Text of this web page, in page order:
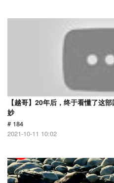
【越哥】20年后，终于看懂了这
妙
# 184
2021-10-11 10:02